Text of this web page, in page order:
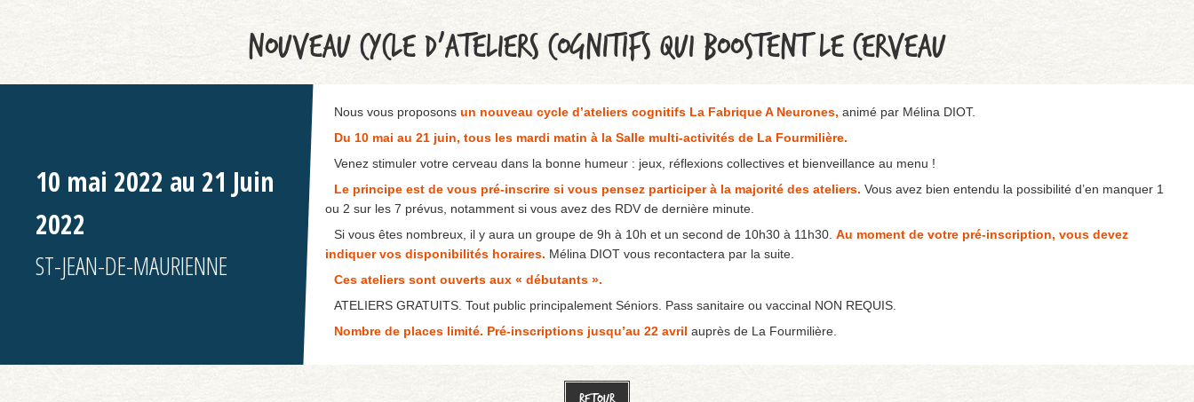
NOUVEAU CYCLE D’ATELIERS COGNITIFS QUI BOOSTENT LE CERVEAU
10 mai 2022 au 21 Juin
2022
ST-JEAN-DE-MAURIENNE
Nous vous proposons un nouveau cycle d’ateliers cognitifs La Fabrique A Neurones, animé par Mélina DIOT.
Du 10 mai au 21 juin, tous les mardi matin à la Salle multi-activités de La Fourmilière.
Venez stimuler votre cerveau dans la bonne humeur : jeux, réflexions collectives et bienveillance au menu !
Le principe est de vous pré-inscrire si vous pensez participer à la majorité des ateliers. Vous avez bien entendu la possibilité d’en manquer 1
ou 2 sur les 7 prévus, notamment si vous avez des RDV de dernière minute.
Si vous êtes nombreux, il y aura un groupe de 9h à 10h et un second de 10h30 à 11h30. Au moment de votre pré-inscription, vous devez
indiquer vos disponibilités horaires. Mélina DIOT vous recontactera par la suite.
Ces ateliers sont ouverts aux « débutants ».
ATELIERS GRATUITS. Tout public principalement Séniors. Pass sanitaire ou vaccinal NON REQUIS.
Nombre de places limité. Pré-inscriptions jusqu’au 22 avril auprès de La Fourmilière.